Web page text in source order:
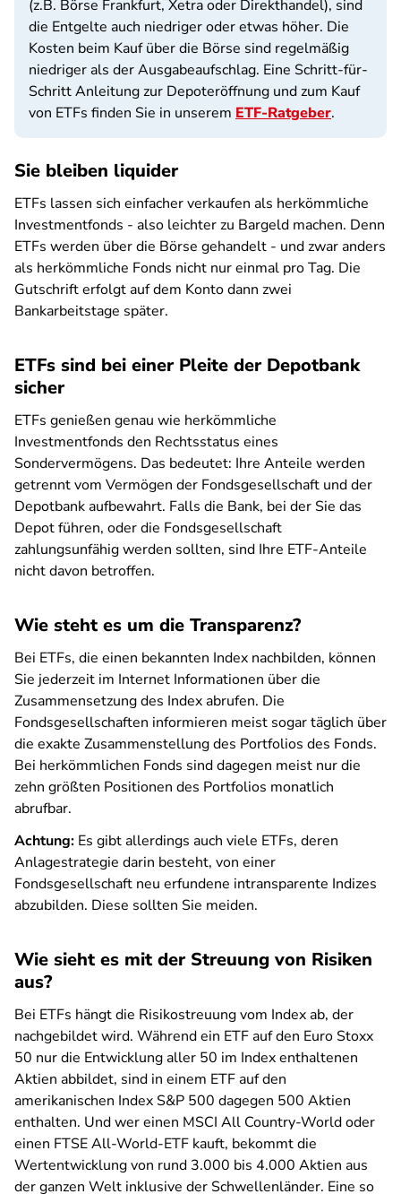
(z.B. Börse Frankfurt, Xetra oder Direkthandel), sind
die Entgelte auch niedriger oder etwas höher. Die
Kosten beim Kauf über die Börse sind regelmäßig
niedriger als der Ausgabeaufschlag. Eine Schritt-für-
Schritt Anleitung zur Depoteröffnung und zum Kauf
von ETFs finden Sie in unserem ETF-Ratgeber.
Sie bleiben liquider
ETFs lassen sich einfacher verkaufen als herkömmliche
Investmentfonds - also leichter zu Bargeld machen. Denn
ETFs werden über die Börse gehandelt - und zwar anders
als herkömmliche Fonds nicht nur einmal pro Tag. Die
Gutschrift erfolgt auf dem Konto dann zwei
Bankarbeitstage später.
ETFs sind bei einer Pleite der Depotbank
sicher
ETFs genießen genau wie herkömmliche
Investmentfonds den Rechtsstatus eines
Sondervermögens. Das bedeutet: Ihre Anteile werden
getrennt vom Vermögen der Fondsgesellschaft und der
Depotbank aufbewahrt. Falls die Bank, bei der Sie das
Depot führen, oder die Fondsgesellschaft
zahlungsunfähig werden sollten, sind Ihre ETF-Anteile
nicht davon betroffen.
Wie steht es um die Transparenz?
Bei ETFs, die einen bekannten Index nachbilden, können
Sie jederzeit im Internet Informationen über die
Zusammensetzung des Index abrufen. Die
Fondsgesellschaften informieren meist sogar täglich über
die exakte Zusammenstellung des Portfolios des Fonds.
Bei herkömmlichen Fonds sind dagegen meist nur die
zehn größten Positionen des Portfolios monatlich
abrufbar.
Achtung: Es gibt allerdings auch viele ETFs, deren
Anlagestrategie darin besteht, von einer
Fondsgesellschaft neu erfundene intransparente Indizes
abzubilden. Diese sollten Sie meiden.
Wie sieht es mit der Streuung von Risiken
aus?
Bei ETFs hängt die Risikostreuung vom Index ab, der
nachgebildet wird. Während ein ETF auf den Euro Stoxx
50 nur die Entwicklung aller 50 im Index enthaltenen
Aktien abbildet, sind in einem ETF auf den
amerikanischen Index S&P 500 dagegen 500 Aktien
enthalten. Und wer einen MSCI All Country-World oder
einen FTSE All-World-ETF kauft, bekommt die
Wertentwicklung von rund 3.000 bis 4.000 Aktien aus
der ganzen Welt inklusive der Schwellenländer. Eine so